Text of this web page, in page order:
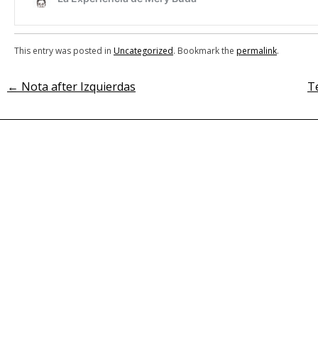
This entry was posted in Uncategorized. Bookmark the permalink.
Post
← Nota after Izquierdas